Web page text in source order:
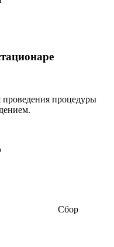
проведения процедуры
Сбор